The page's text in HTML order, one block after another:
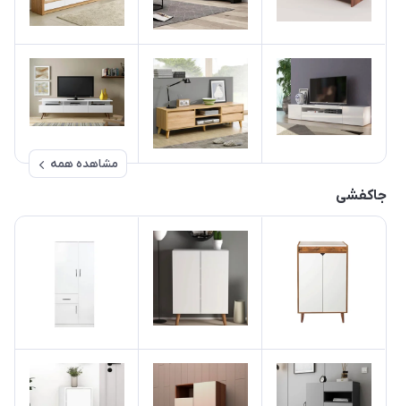
مشاهده همه
جاکفشی